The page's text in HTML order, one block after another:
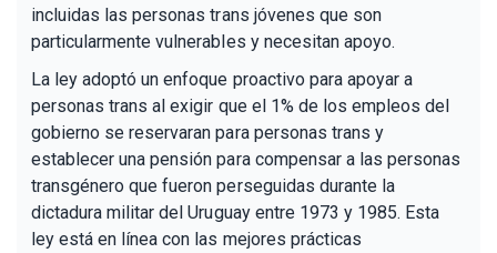
incluidas las personas trans jóvenes que son
particularmente vulnerables y necesitan apoyo.
La ley adoptó un enfoque proactivo para apoyar a
personas trans al exigir que el 1% de los empleos del
gobierno se reservaran para personas trans y
establecer una pensión para compensar a las personas
transgénero que fueron perseguidas durante la
dictadura militar del Uruguay entre 1973 y 1985. Esta
ley está en línea con las mejores prácticas